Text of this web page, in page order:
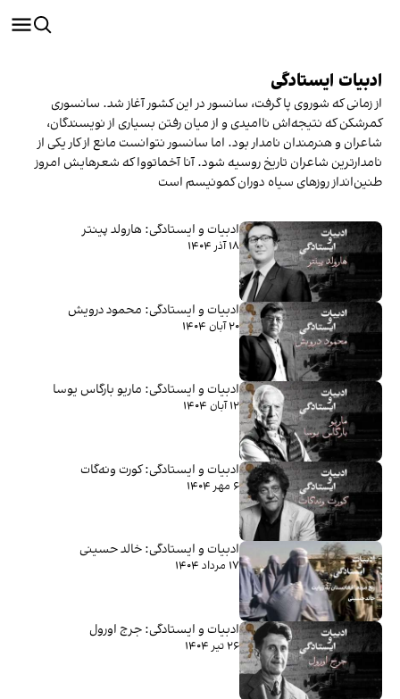
ادبیات ایستادگی
از زمانی که شوروی پا گرفت، سانسور در این کشور آغاز شد. سانسوری
کمرشکن که نتیجه‌اش ناامیدی و از میان رفتن بسیاری از نویسندگان،
شاعران و هنرمندان نامدار بود. اما سانسور نتوانست مانع از کار یکی از
نامدارترین شاعران تاریخ روسیه شود. آنا آخماتووا که شعرهایش امروز
طنین‌انداز روزهای سیاه دوران کمونیسم است
ادبیات و ایستادگی: هارولد پینتر
۱۸ آذر ۱۴۰۴
ادبیات و ایستادگی: محمود درویش
۲۰ آبان ۱۴۰۴
ادبیات و ایستادگی: ماریو بارگاس یوسا
۱۲ آبان ۱۴۰۴
ادبیات و ایستادگی: کورت ونه‌گات
۶ مهر ۱۴۰۴
ادبیات و ایستادگی: خالد حسینی
۱۷ مرداد ۱۴۰۴
ادبیات و ایستادگی: جرج اورول
۲۶ تیر ۱۴۰۴